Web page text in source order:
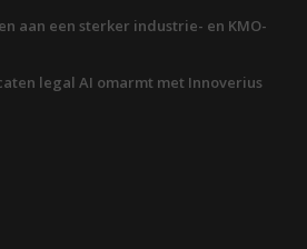
aan een sterker industrie- en KMO-
legal AI omarmt met Innoverius